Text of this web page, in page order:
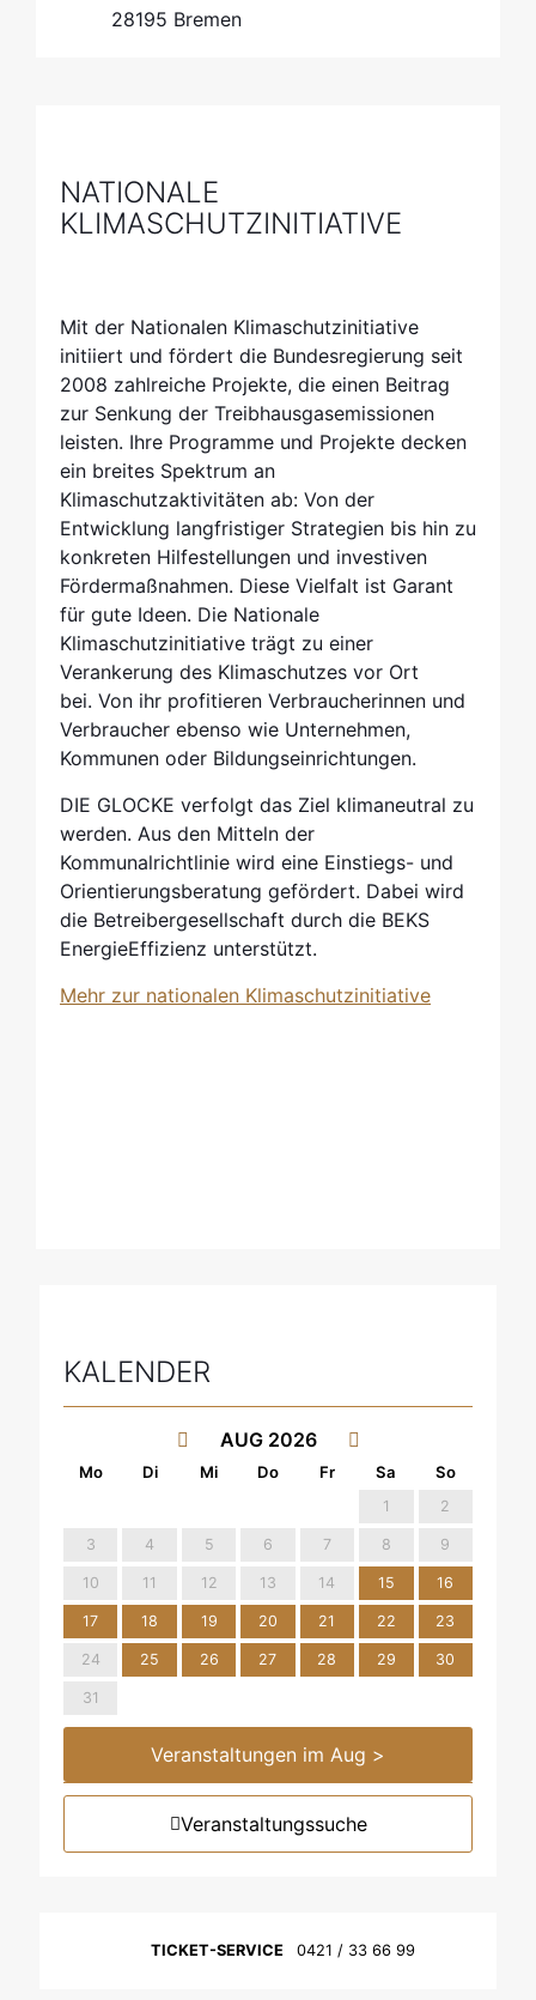
28195 Bremen
NATIONALE
KLIMASCHUTZINITIATIVE
Mit der Nationalen Klimaschutzinitiative
initiiert und fördert die Bundesregierung seit
2008 zahlreiche Projekte, die einen Beitrag
zur Senkung der Treibhausgasemissionen
leisten. Ihre Programme und Projekte decken
ein breites Spektrum an
Klimaschutzaktivitäten ab: Von der
Entwicklung langfristiger Strategien bis hin zu
konkreten Hilfestellungen und investiven
Fördermaßnahmen. Diese Vielfalt ist Garant
für gute Ideen. Die Nationale
Klimaschutzinitiative trägt zu einer
Verankerung des Klimaschutzes vor Ort
bei. Von ihr profitieren Verbraucherinnen und
Verbraucher ebenso wie Unternehmen,
Kommunen oder Bildungseinrichtungen.
DIE GLOCKE verfolgt das Ziel klimaneutral zu
werden. Aus den Mitteln der
Kommunalrichtlinie wird eine Einstiegs- und
Orientierungsberatung gefördert. Dabei wird
die Betreibergesellschaft durch die BEKS
EnergieEffizienz unterstützt.
Mehr zur nationalen Klimaschutzinitiative
KALENDER
AUG 2026
1 2
3 4 5 6 7 8 9
10 11 12 13 14 15 16
17 18 19 20 21 22 23
24 25 26 27 28 29 30
31
Veranstaltungen im Aug >
Veranstaltungssuche
TICKET-SERVICE 0421 / 33 66 99